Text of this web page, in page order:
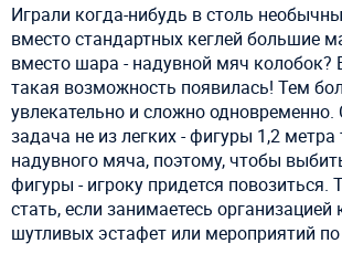
Играли когда-нибудь в столь
вместо стандартных кеглей большие
вместо шара - надувной мяч колобок?
такая возможность появилась! Тем
увлекательно и сложно
задача не из легких - фигуры 1,2 метра
надувного мяча, поэтому, чтобы
фигуры - игроку придется повозиться.
стать, если занимаетесь
шутливых эстафет или мероприятий